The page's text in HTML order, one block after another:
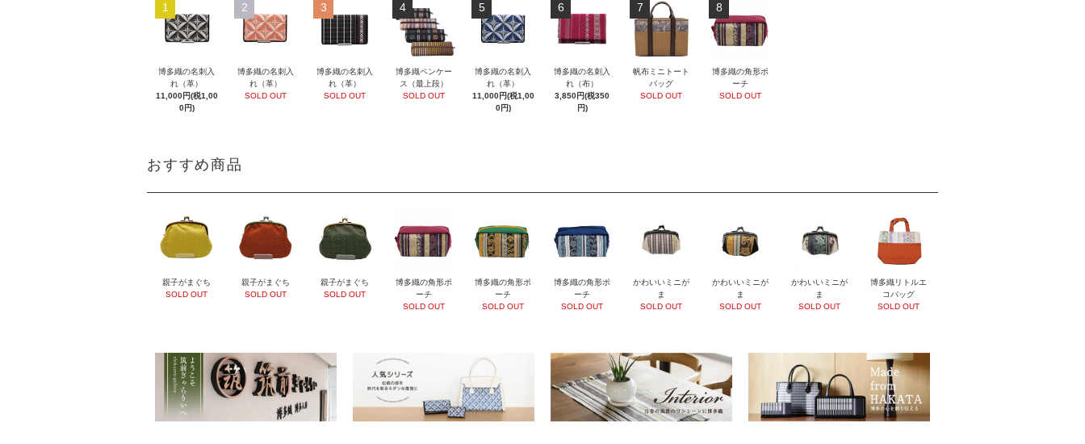
1
博多織の名刺入
れ（革）
11,000円(税1,00
0円)
2
博多織の名刺入
れ（革）
SOLD OUT
3
博多織の名刺入
れ（革）
SOLD OUT
4
博多織ペンケー
ス（最上段）
SOLD OUT
5
博多織の名刺入
れ（革）
11,000円(税1,00
0円)
6
博多織の名刺入
れ（布）
3,850円(税350
円)
7
帆布ミニトート
バッグ
SOLD OUT
8
博多織の角形ポ
ーチ
SOLD OUT
おすすめ商品
親子がまぐち
SOLD OUT
親子がまぐち
SOLD OUT
親子がまぐち
SOLD OUT
博多織の角形ポ
ーチ
SOLD OUT
博多織の角形ポ
ーチ
SOLD OUT
博多織の角形ポ
ーチ
SOLD OUT
かわいいミニが
ま
SOLD OUT
かわいいミニが
ま
SOLD OUT
かわいいミニが
ま
SOLD OUT
博多織リトルエ
コバッグ
SOLD OUT